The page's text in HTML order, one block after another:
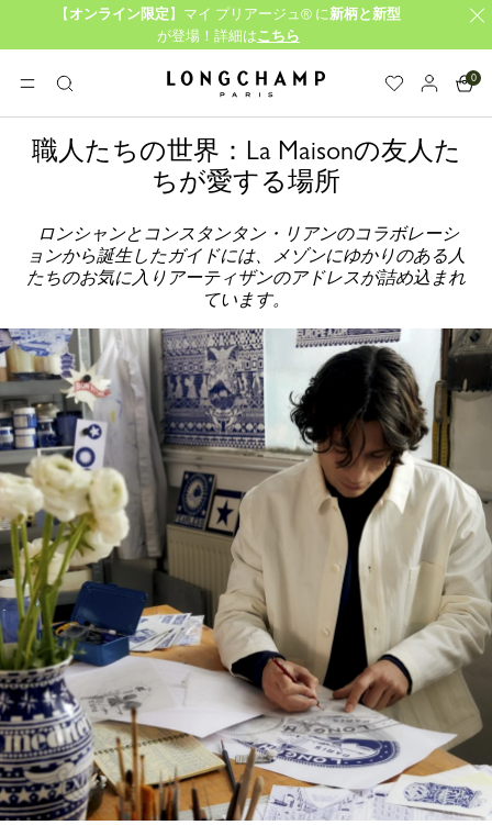
【 オンライン限定 】マイ プリアージュ® に 新柄と新型
が登場！詳細はこちら
メニュー
検
索
ロンシャン - ホーム
0
職人たちの世界：La Maisonの友人た
ちが愛する場所
ロンシャンとコンスタンタン・リアンのコラボレーシ
ョンから誕生したガイドには、メゾンにゆかりのある人
たちのお気に入りアーティザンのアドレスが詰め込まれ
ています。